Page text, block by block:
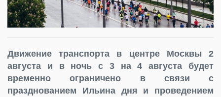
Движение транспорта в центре Москвы 2
августа и в ночь с 3 на 4 августа будет
временно ограничено в связи с
празднованием Ильина дня и проведением